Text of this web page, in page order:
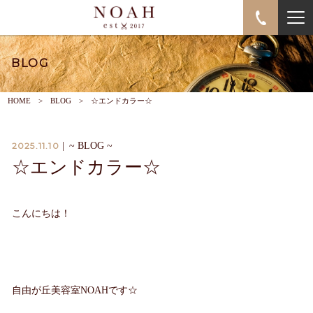
BLOG
HOME BLOG ☆エンドカラー☆
2025.11.10 ~ BLOG ~
☆エンドカラー☆
こんにちは！
自由が丘美容室NOAHです☆